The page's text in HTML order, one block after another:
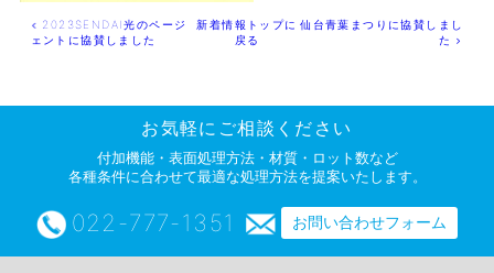
2023SENDAI光のページ
ェントに協賛しました
仙台青葉まつりに協賛しまし
た
新着情報トップに
戻る
お気軽にご相談ください
付加機能・表面処理方法・材質・ロット数など
各種条件に合わせて最適な処理方法を提案いたします。
022-777-1351 お問い合わせフォーム